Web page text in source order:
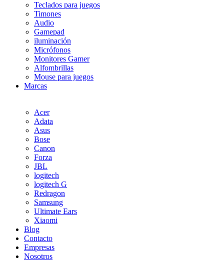
Teclados para juegos
Timones
Audio
Gamepad
iluminación
Micrófonos
Monitores Gamer
Alfombrillas
Mouse para juegos
Marcas
Acer
Adata
Asus
Bose
Canon
Forza
JBL
logitech
logitech G
Redragon
Samsung
Ultimate Ears
Xiaomi
Blog
Contacto
Empresas
Nosotros